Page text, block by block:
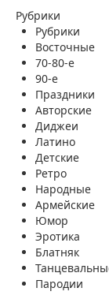
Рубрики
Рубрики
Восточные
70-80-е
90-е
Праздники
Авторские
Диджеи
Латино
Детские
Ретро
Народные
Армейские
Юмор
Эротика
Блатняк
Пародии